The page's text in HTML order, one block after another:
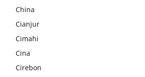
China
Cianjur
Cimahi
Cina
Cirebon